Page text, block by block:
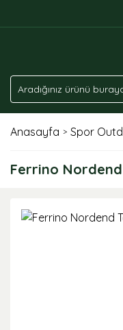
Anasayfa Spor
Ferrino